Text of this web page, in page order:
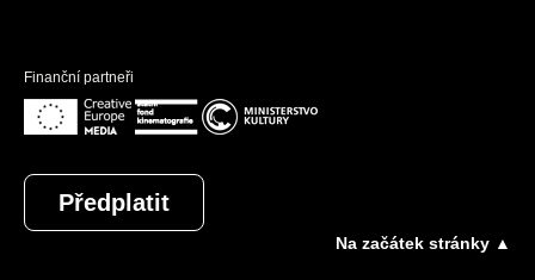
Finanční partneři
Předplatit
Na začátek stránky ▲